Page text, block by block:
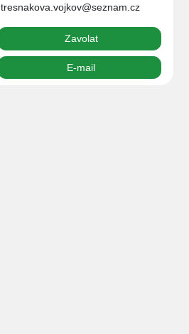
tresnakova.vojkov@seznam.cz
Zavolat
E-mail